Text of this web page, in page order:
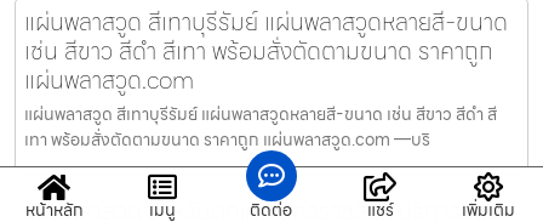
แผ่นพลาสวูด สีเทาบุรีรัมย์ แผ่นพลาสวูดหลายสี-ขนาด
เช่น สีขาว สีดำ สีเทา พร้อมสั่งตัดตามขนาด ราคาถูก
แผ่นพลาสวูด.com
แผ่นพลาสวูด สีเทาบุรีรัมย์ แผ่นพลาสวูดหลายสี-ขนาด เช่น สีขาว สีดำ สี
เทา พร้อมสั่งตัดตามขนาด ราคาถูก แผ่นพลาสวูด.com —บริ
แผ่นพลาสวูด สำหรับตกแต่งนครราชสีมา บริการจัดส่ง
หน้าหลัก เมนู ติดต่อ แชร์ เพิ่มเติม